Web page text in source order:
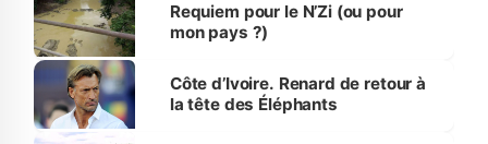
Requiem pour le N’Zi (ou pour
mon pays ?)
Côte d’Ivoire. Renard de retour à
la tête des Éléphants